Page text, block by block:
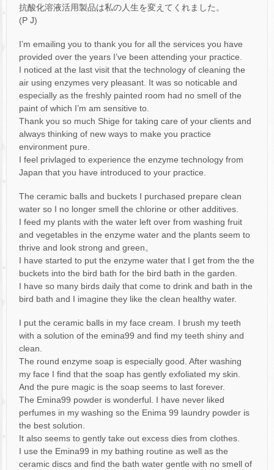
抗酸化溶液活用製品は私の人生を変えてくれました。
(P J)
I’m emailing you to thank you for all the services you have
provided over the years I’ve been attending your practice.
I noticed at the last visit that the technology of cleaning the
air using enzymes very pleasant. It was so noticable and
especially as the freshly painted room had no smell of the
paint of which I’m am sensitive to.
Thank you so much Shige for taking care of your clients and
always thinking of new ways to make you practice
environment pure.
I feel privlaged to experience the enzyme technology from
Japan that you have introduced to your practice.
The ceramic balls and buckets I purchased prepare clean
water so I no longer smell the chlorine or other additives.
I feed my plants with the water left over from washing fruit
and vegetables in the enzyme water and the plants seem to
thrive and look strong and green。
I have started to put the enzyme water that I get from the the
buckets into the bird bath for the bird bath in the garden.
I have so many birds daily that come to drink and bath in the
bird bath and I imagine they like the clean healthy water.
I put the ceramic balls in my face cream. I brush my teeth
with a solution of the emina99 and find my teeth shiny and
clean.
The round enzyme soap is especially good. After washing
my face I find that the soap has gently exfoliated my skin.
And the pure magic is the soap seems to last forever.
The Emina99 powder is wonderful. I have never liked
perfumes in my washing so the Enima 99 laundry powder is
the best solution.
It also seems to gently take out excess dies from clothes.
I use the Emina99 in my bathing routine as well as the
ceramic discs and find the bath water gentle with no smell of